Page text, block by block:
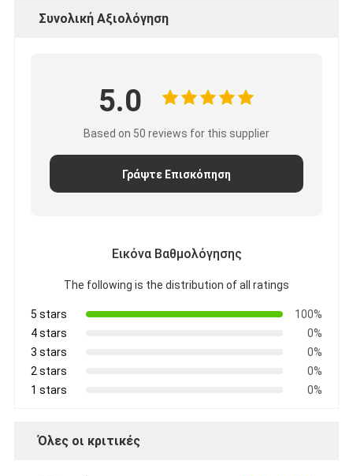
Συνολική Αξιολόγηση
5.0
Based on 50 reviews for this supplier
Γράψτε Επισκόπηση
Εικόνα Βαθμολόγησης
The following is the distribution of all ratings
5 stars
100%
4 stars
0%
3 stars
0%
2 stars
0%
1 stars
0%
Όλες οι κριτικές